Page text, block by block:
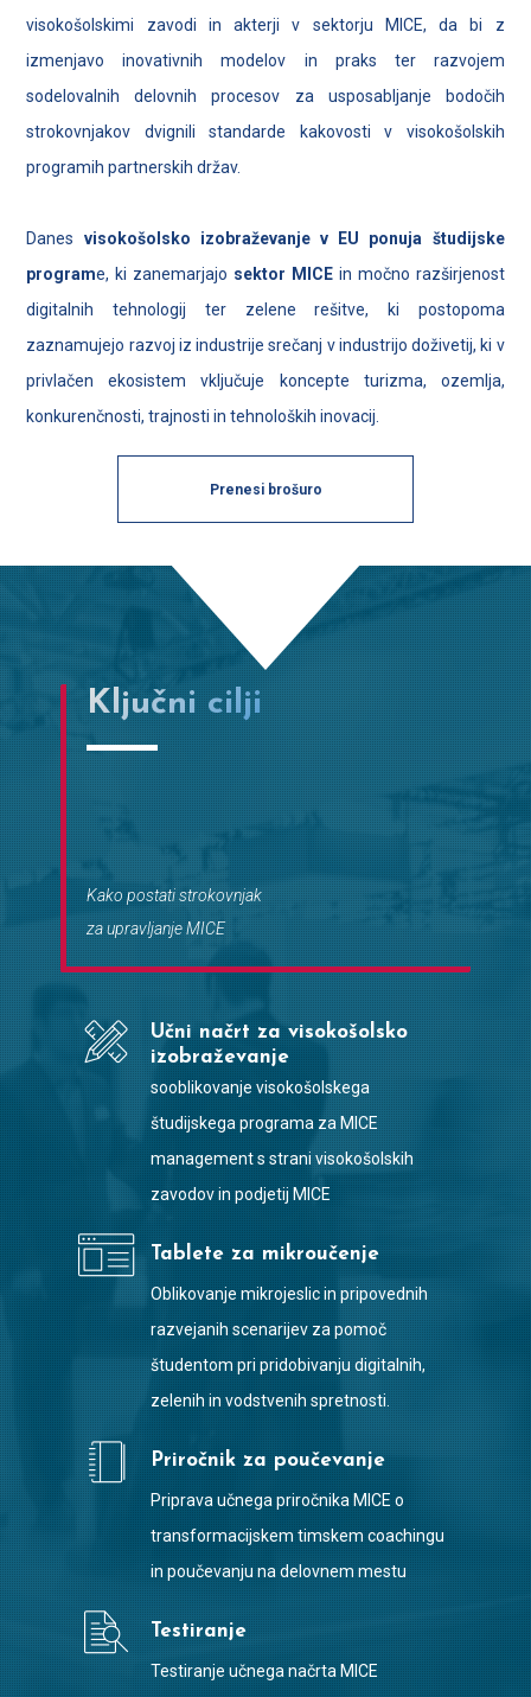
visokošolskimi zavodi in akterji v sektorju MICE, da bi z
izmenjavo inovativnih modelov in praks ter razvojem
sodelovalnih delovnih procesov za usposabljanje bodočih
strokovnjakov dvignili standarde kakovosti v visokošolskih
programih partnerskih držav.
Danes visokošolsko izobraževanje v EU ponuja študijske
programe, ki zanemarjajo sektor MICEin močno razširjenost
digitalnih tehnologij ter zelene rešitve, ki postopoma
zaznamujejo razvoj iz industrije srečanj v industrijo doživetij, ki v
privlačen ekosistem vključuje koncepte turizma, ozemlja,
konkurenčnosti, trajnosti in tehnoloških inovacij.
Prenesi brošuro
Ključni cilji
Kako postati strokovnjak
za upravljanje MICE
Učni načrt za visokošolsko
izobraževanje
sooblikovanje visokošolskega
študijskega programa za MICE
management s strani visokošolskih
zavodov in podjetij MICE
Tablete za mikroučenje
Oblikovanje mikrojeslic in pripovednih
razvejanih scenarijev za pomoč
študentom pri pridobivanju digitalnih,
zelenih in vodstvenih spretnosti.
Priročnik za poučevanje
Priprava učnega priročnika MICE o
transformacijskem timskem coachingu
in poučevanju na delovnem mestu
Testiranje
Testiranje učnega načrta MICE